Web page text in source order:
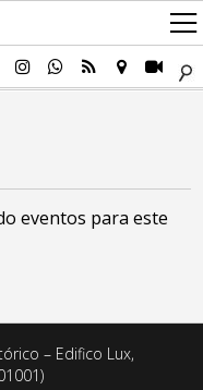
eventos para este
– Edifico Lux,